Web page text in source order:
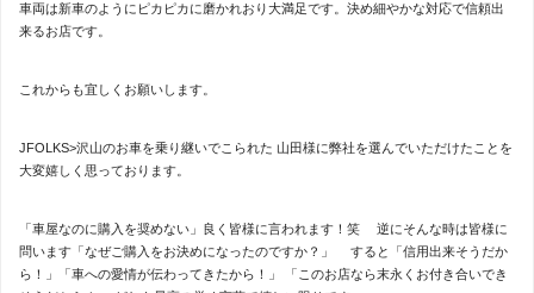
車両は新車のようにピカピカに磨かれおり大満足です。決め細やかな対応で信頼出
来るお店です。
これからも宜しくお願いします。
JFOLKS>沢山のお車を乗り継いでこられた 山田様に弊社を選んでいただけたことを
大変嬉しく思っております。
「車屋なのに購入を奨めない」良く皆様に言われます！笑 逆にそんな時は皆様に
問います「なぜご購入をお決めになったのですか？」 すると「信用出来そうだか
ら！」「車への愛情が伝わってきたから！」 「このお店なら末永くお付き合いでき